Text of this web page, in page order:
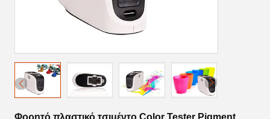
Φορητό πλαστικό τσιμέντο Color Tester Pigment